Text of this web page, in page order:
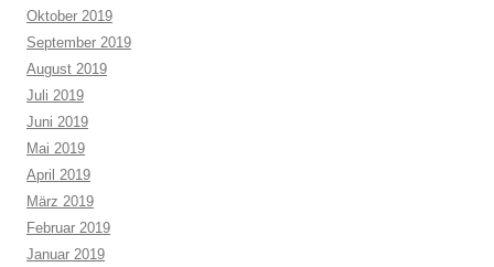
Oktober 2019
September 2019
August 2019
Juli 2019
Juni 2019
Mai 2019
April 2019
März 2019
Februar 2019
Januar 2019